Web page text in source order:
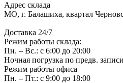
Адрес склада
МО, г. Балашиха, квартал
Доставка 24/7
Режим работы склада:
Пн. – Вс.: с 6:00 до 20:00
Ночная погрузка по предв. записи
Режим работы офиса
Пн. – Пт.: с 9:00 до 18:00